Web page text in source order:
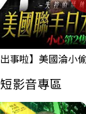
短影音專區